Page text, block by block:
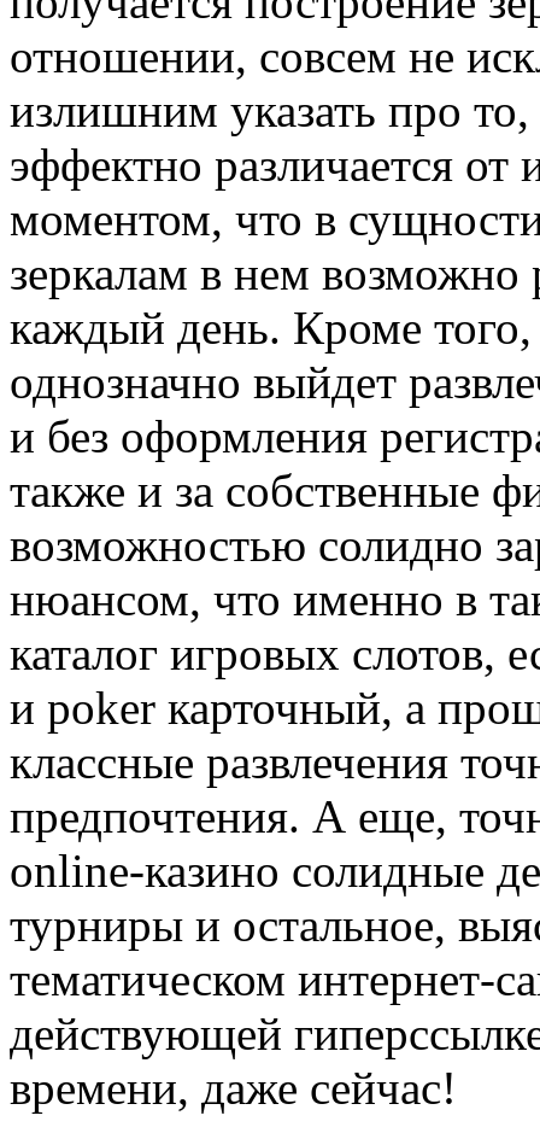
отношении, совсем не
излишним указать про то,
эффектно различается от
моментом, что в
зеркалам в нем возможно
каждый день. Кроме того,
однозначно выйдет
и без оформления
также и за собственные
возможностью солидно
нюансом, что именно в
каталог игровых слотов,
и poker карточный, а
классные развлечения
предпочтения. А еще,
online-казино солидные
турниры и остальное,
тематическом интернет-
действующей
времени, даже сейчас!